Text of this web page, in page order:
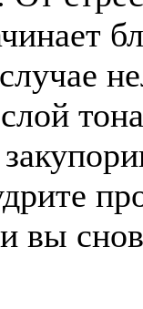
вы